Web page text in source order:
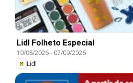
Lidl Folheto Especial
10/08/2026- 07/09/2026
Lidl